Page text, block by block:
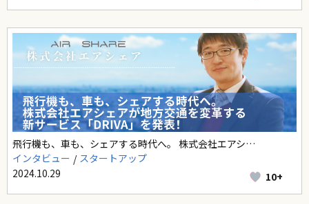
飛行機も、車も、シェアする時代へ。 株式会社エアシ…
インタビュー
スタートアップ
2024.10.29
10+